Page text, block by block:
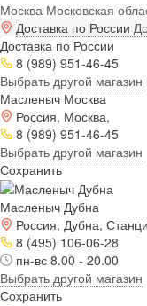
Москва Московская
Доставка по России
Доставка по России
8 (989) 951-46-45
Выбрать другой магазин
Масленыч Москва
Россия, Москва,
8 (989) 951-46-45
Выбрать другой магазин
Сохранить
Масленыч Дубна
Россия, Дубна,
8 (495) 106-06-28
пн-вс 8.00 - 20.00
Выбрать другой магазин
Сохранить